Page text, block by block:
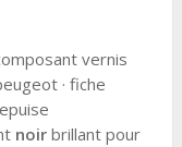
vernis
· fiche
noirbrillant pour